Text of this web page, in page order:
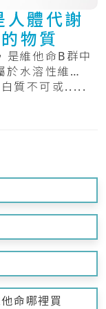
體代謝
物質
維他命B群中
水溶性維生
質不可或.....
命哪裡買